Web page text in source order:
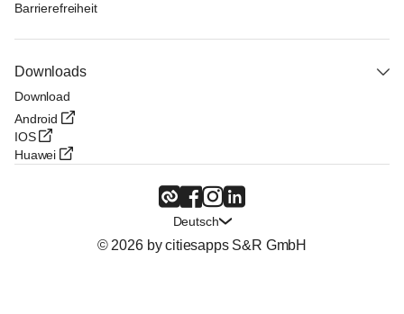
Barrierefreiheit
Downloads
Download
Android
IOS
Huawei
Deutsch
© 2026 by citiesapps S&R GmbH